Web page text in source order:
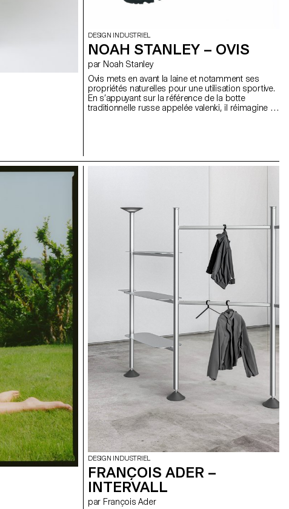
DESIGN INDUSTRIEL
NOAH STANLEY – OVIS
par Noah Stanley
Ovis mets en avant la laine et notamment ses
propriétés naturelles pour une utilisation sportive.
En s’appuyant sur la référence de la botte
traditionnelle russe appelée valenki, il réimagine la
DESIGN INDUSTRIEL
FRANÇOIS ADER –
INTERVALL
par François Ader